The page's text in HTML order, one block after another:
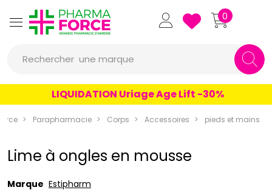
Pharmaforce Grande Pharmacie
0
Rechercher une marque
un conseil
un produit
LIQUIDATION Uriage Age Lift -30%
Parapharmacie Corps Accessoires pieds et mains
Lime à ongles en mousse
Marque Estipharm